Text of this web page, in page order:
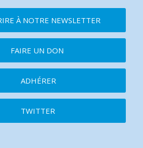
À NOTRE NEWSLETTER
FAIRE UN DON
ADHÉRER
TWITTER